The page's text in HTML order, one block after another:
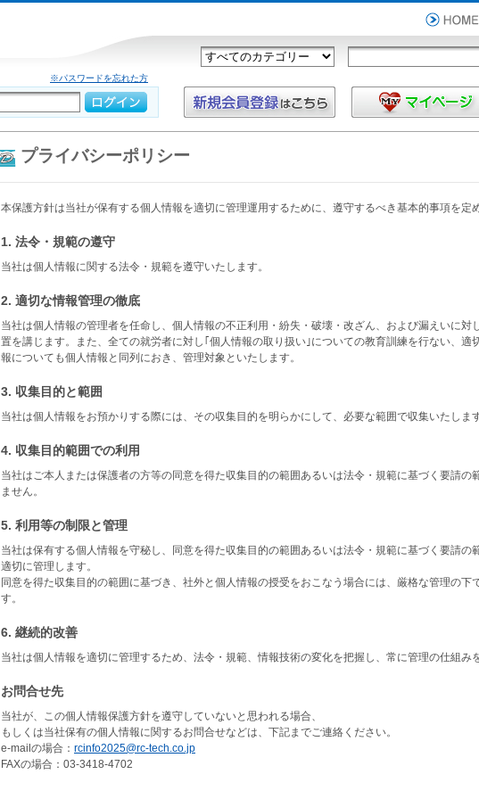
※パスワードを忘れた方
プライバシーポリシー
本保護方針は当社が保有する個人情報を適切に管理運用するために、遵守するべき基本的事項を定
1. 法令・規範の遵守
当社は個人情報に関する法令・規範を遵守いたします。
2. 適切な情報管理の徹底
当社は個人情報の管理者を任命し、個人情報の不正利用・紛失・破壊・改ざん、および漏えいに対
置を講じます。また、全ての就労者に対し｢個人情報の取り扱い｣についての教育訓練を行ない、
報についても個人情報と同列におき、管理対象といたします。
3. 収集目的と範囲
当社は個人情報をお預かりする際には、その収集目的を明らかにして、必要な範囲で収集いたします
4. 収集目的範囲での利用
当社はご本人または保護者の方等の同意を得た収集目的の範囲あるいは法令・規範に基づく要請の
ません。
5. 利用等の制限と管理
当社は保有する個人情報を守秘し、同意を得た収集目的の範囲あるいは法令・規範に基づく要請の
適切に管理します。
同意を得た収集目的の範囲に基づき、社外と個人情報の授受をおこなう場合には、厳格な管理の下
す。
6. 継続的改善
当社は個人情報を適切に管理するため、法令・規範、情報技術の変化を把握し、常に管理の仕組み
お問合せ先
当社が、この個人情報保護方針を遵守していないと思われる場合、
もしくは当社保有の個人情報に関するお問合せなどは、下記までご連絡ください。
e-mailの場合： rcinfo2025@rc-tech.co.jp
FAXの場合：03-3418-4702